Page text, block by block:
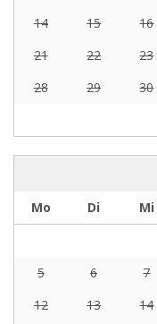
14
15 16
21
22 23
28
29 30
Mo
Di Mi
5
6 7
12
13 14